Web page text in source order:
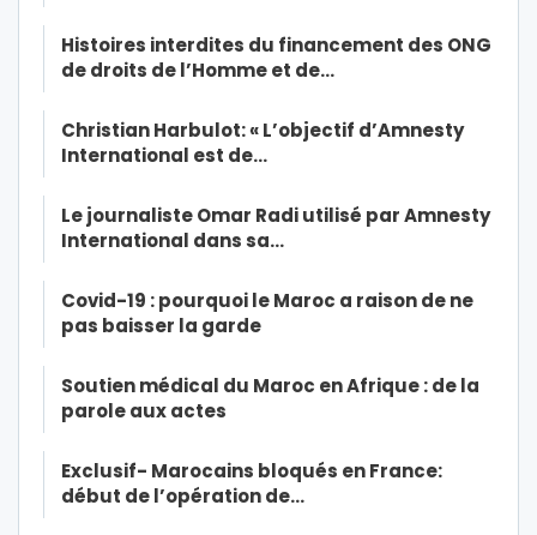
Histoires interdites du financement des ONG
de droits de l’Homme et de…
Christian Harbulot: « L’objectif d’Amnesty
International est de…
Le journaliste Omar Radi utilisé par Amnesty
International dans sa…
Covid-19 : pourquoi le Maroc a raison de ne
pas baisser la garde
Soutien médical du Maroc en Afrique : de la
parole aux actes
Exclusif- Marocains bloqués en France:
début de l’opération de…